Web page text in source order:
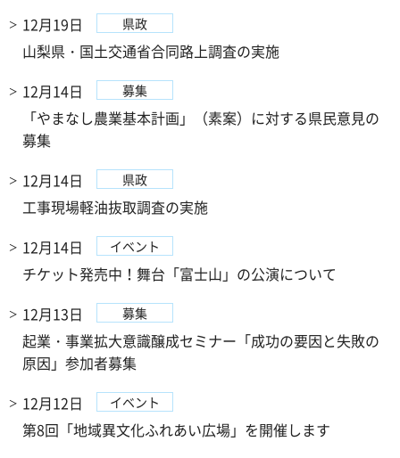
12月19日
県政
山梨県・国土交通省合同路上調査の実施
12月14日
募集
「やまなし農業基本計画」（素案）に対する県民意見の
募集
12月14日
県政
工事現場軽油抜取調査の実施
12月14日
イベント
チケット発売中！舞台「富士山」の公演について
12月13日
募集
起業・事業拡大意識醸成セミナー「成功の要因と失敗の
原因」参加者募集
12月12日
イベント
第8回「地域異文化ふれあい広場」を開催します